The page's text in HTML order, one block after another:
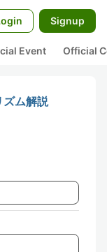
Signup
Event Official
ム解説